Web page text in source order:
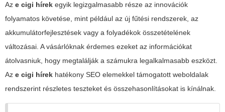
Az e cigi hírek egyik legizgalmasabb része az innovációk
folyamatos követése, mint például az új fűtési rendszerek, az
akkumulátorfejlesztések vagy a folyadékok összetételének
változásai. A vásárlóknak érdemes ezeket az információkat
átolvasniuk, hogy megtalálják a számukra legalkalmasabb eszközt.
Az e cigi hírek hatékony SEO elemekkel támogatott weboldalak
rendszerint részletes teszteket és összehasonlításokat is kínálnak.